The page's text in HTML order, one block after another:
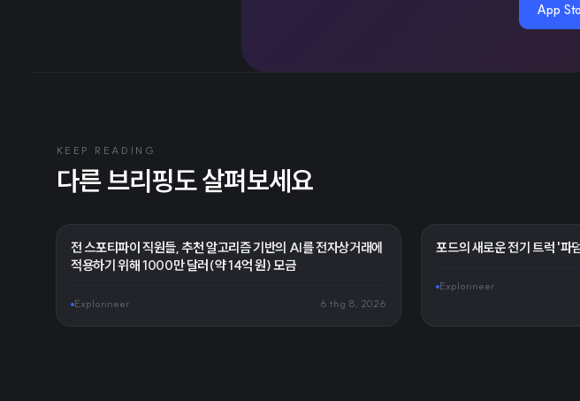
App
KEEP READING
다른 브리핑도 살펴보세요
전 스포티파이 직원들, 추천 알고리즘 기반의 AI를 전자상거래에
적용하기 위해 1000만 달러(약 14억 원) 모금
Explorineer 6 thg 8, 2026
포드의 새로운 전기 트럭 '
Explorineer